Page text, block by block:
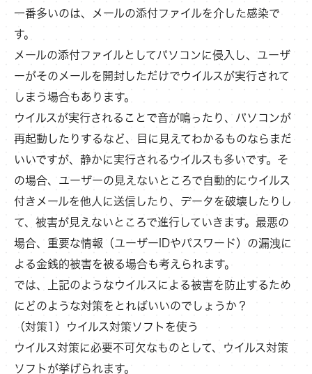
一番多いのは、メールの添付ファイルを介した感染で
す。
メールの添付ファイルとしてパソコンに侵入し、ユーザ
ーがそのメールを開封しただけでウイルスが実行されて
しまう場合もあります。
ウイルスが実行されることで音が鳴ったり、パソコンが
再起動したりするなど、目に見えてわかるものならまだ
いいですが、静かに実行されるウイルスも多いです。そ
の場合、ユーザーの見えないところで自動的にウイルス
付きメールを他人に送信したり、データを破壊したりし
て、被害が見えないところで進行していきます。最悪の
場合、重要な情報（ユーザーIDやパスワード）の漏洩に
よる金銭的被害を被る場合も考えられます。
では、上記のようなウイルスによる被害を防止するため
にどのような対策をとればいいのでしょうか？
（対策1）ウイルス対策ソフトを使う
ウイルス対策に必要不可欠なものとして、ウイルス対策
ソフトが挙げられます。